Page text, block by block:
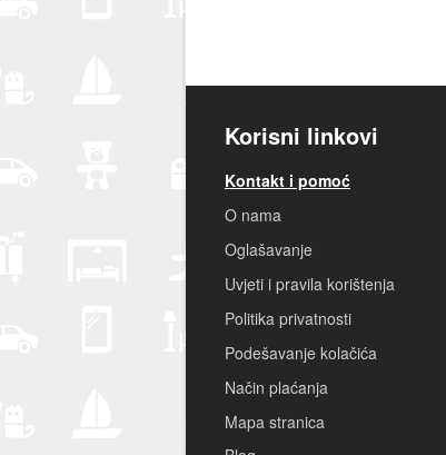
Korisni linkovi
Kontakt i pomoć
O nama
Oglašavanje
Uvjeti i pravila korištenja
Politika privatnosti
Podešavanje kolačića
Način plaćanja
Mapa stranica